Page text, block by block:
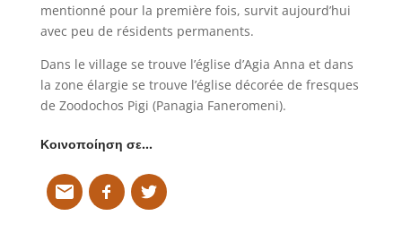
mentionné pour la première fois, survit aujourd’hui
avec peu de résidents permanents.
Dans le village se trouve l’église d’Agia Anna et dans
la zone élargie se trouve l’église décorée de fresques
de Zoodochos Pigi (Panagia Faneromeni).
Κοινοποίηση σε…